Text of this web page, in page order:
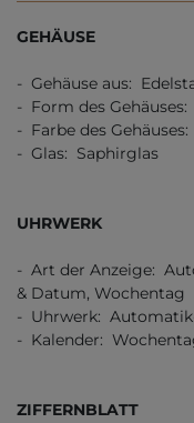
GEHÄUSE
- Gehäuse aus:
- Form des Gehäuses:
- Farbe des
- Glas: Saphirglas
UHRWERK
- Art der Anzeige:
& Datum, Wochentag
- Uhrwerk:
- Kalender:
ZIFFERNBLATT